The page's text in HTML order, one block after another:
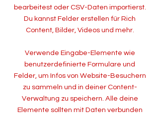
bearbeitest oder CSV-Daten importierst.
Du kannst Felder erstellen für Rich
Content, Bilder, Videos und mehr.
Verwende Eingabe-Elemente wie
benutzerdefinierte Formulare und
Felder, um Infos von Website-Besuchern
zu sammeln und in deiner Content-
Verwaltung zu speichern. Alle deine
Elemente sollten mit Daten verbunden